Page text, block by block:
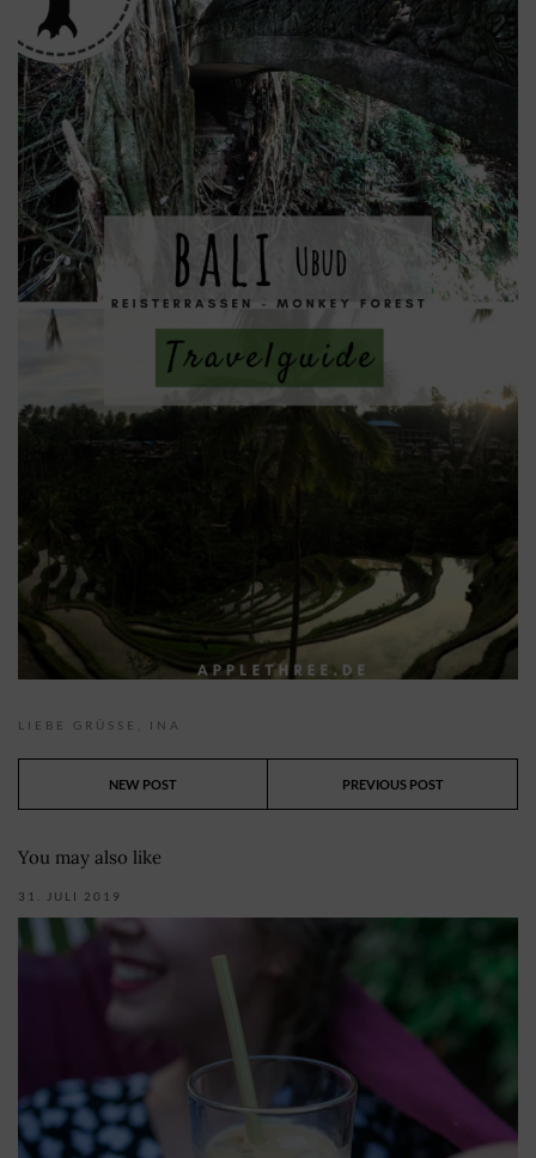
LIEBE GRÜSSE, INA
NEW POST PREVIOUS POST
You may also like
31. JULI 2019